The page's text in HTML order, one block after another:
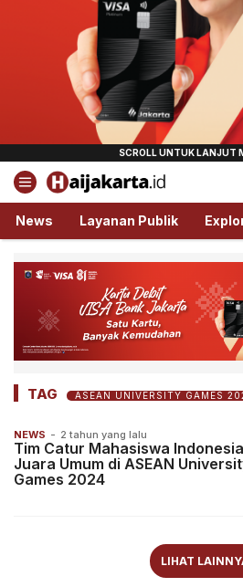
Haijakarta.id
Semua Tentang Jakarta Ada
News Layanan Publik
TAG ASEAN UNIVERSITY GAMES
NEWS - 2 tahun yang lalu
Tim Catur Mahasiswa
Juara Umum di ASEAN
Games 2024
LIHAT